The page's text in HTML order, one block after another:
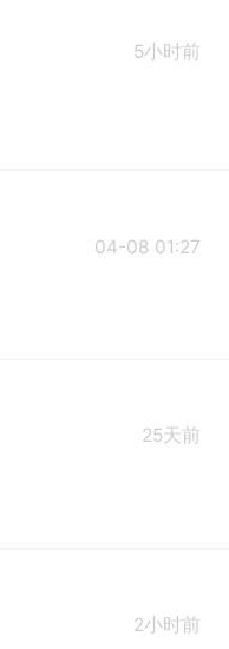
5小时前
04-08 01:27
25天前
2小时前